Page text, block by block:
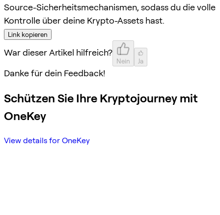
Source-Sicherheitsmechanismen, sodass du die volle
Kontrolle über deine Krypto-Assets hast.
Link kopieren
War dieser Artikel hilfreich?
Nein Ja
Danke für dein Feedback!
Schützen Sie Ihre Kryptojourney mit
OneKey
View details for OneKey